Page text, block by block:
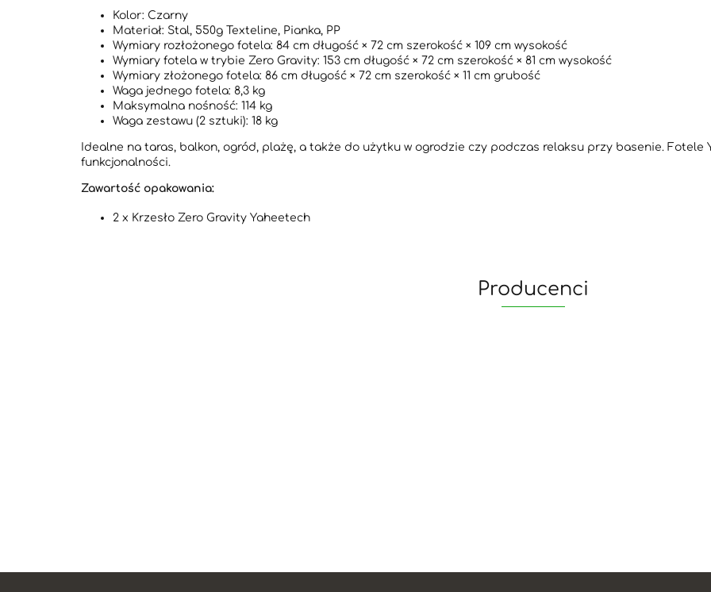
Kolor: Czarny
Materiał: Stal, 550g Texteline, Pianka, PP
Wymiary rozłożonego fotela: 84 cm długość × 72 cm szerokość × 109 cm wysokość
Wymiary fotela w trybie Zero Gravity: 153 cm długość × 72 cm szerokość × 81 cm wysokość
Wymiary złożonego fotela: 86 cm długość × 72 cm szerokość × 11 cm grubość
Waga jednego fotela: 8,3 kg
Maksymalna nośność: 114 kg
Waga zestawu (2 sztuki): 18 kg
Idealne na taras, balkon, ogród, plażę, a także do użytku w ogrodzie czy podczas relaksu przy basenie. Fotele
funkcjonalności.
Zawartość opakowania:
2 x Krzesło Zero Gravity Yaheetech
Producenci